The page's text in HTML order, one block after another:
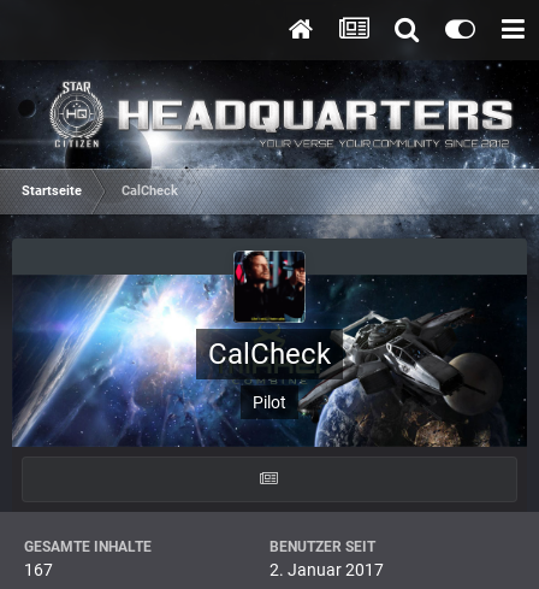
Startseite CalCheck
CalCheck
Pilot
GESAMTE INHALTE
167
BENUTZER SEIT
2. Januar 2017